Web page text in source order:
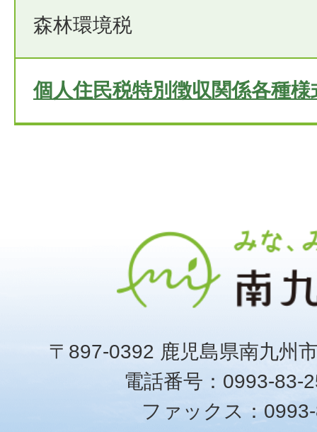
森林環境税
個人住民税特別徴収関係各種様
〒897-0392 鹿児島県南九州
電話番号：0993-83-
ファックス：